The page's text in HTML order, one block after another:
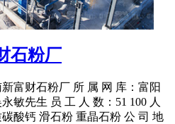
石粉厂
富财石粉厂 所 属 网 库：富阳
敏先生 员 工 人 数：51 100 人
酸钙 滑石粉 重晶石粉 公 司 地